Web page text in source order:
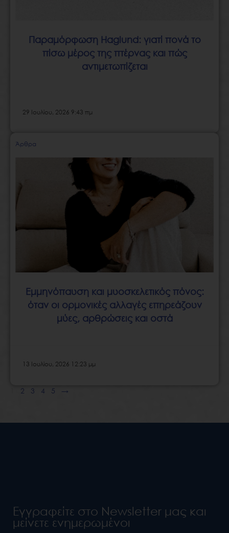
Παραμόρφωση Haglund: γιατί πονά το
πίσω μέρος της πτέρνας και πώς
αντιμετωπίζεται
29 Ιουλίου, 2026 9:43 πμ
Άρθρα
Εμμηνόπαυση και μυοσκελετικός πόνος:
όταν οι ορμονικές αλλαγές επηρεάζουν
μύες, αρθρώσεις και οστά
13 Ιουλίου, 2026 12:23 μμ
2 3 4 5 →
Εγγραφείτε στο Newsletter μας και
μείνετε ενημερωμένοι